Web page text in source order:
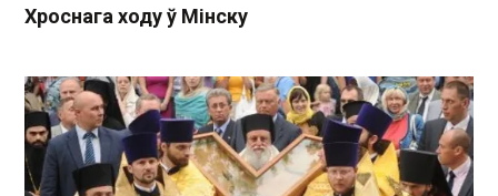
Хроснага ходу ў Мінску